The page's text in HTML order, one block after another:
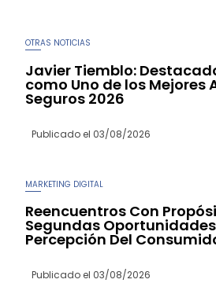
OTRAS NOTICIAS
Javier Tiemblo:
como Uno de los Mejores
Seguros 2026
Publicado el 03/08/2026
MARKETING DIGITAL
Reencuentros Con
Segundas
Percepción Del
Publicado el 03/08/2026